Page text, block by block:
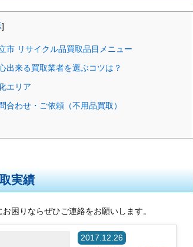
]
市 リサイクル品買取品目メニュー
出来る買取業者を選ぶコツは？
エリア
合わせ・ご依頼（不用品買取）
実績
困りならぜひご連絡をお願いします。
2017.12.26